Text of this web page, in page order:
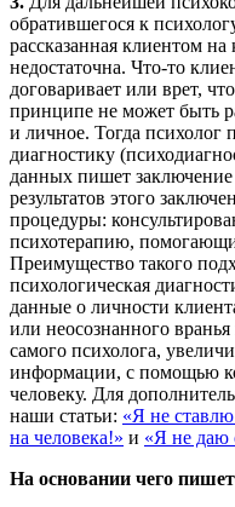
обратившегося к
рассказанная клиентом на
недостаточна. Что-то
договаривает или врет,
принципе не может быть
и личное. Тогда психолог
диагностику
данных пишет
результатов этого
процедуры:
психотерапию,
Преимущество такого
психологическая
данные о личности
или неосознанного
самого психолога,
информации, с помощью
человеку. Для
наши статьи: «Я не
на человека!» и «Я не даю
На основании чего